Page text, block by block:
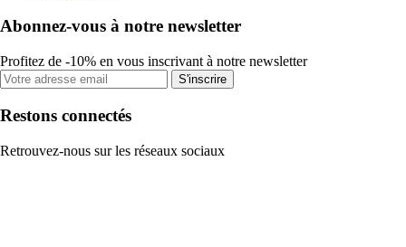
Abonnez-vous à notre newsletter
Profitez de -10% en vous inscrivant à notre newsletter
S'inscrire
Restons connectés
Retrouvez-nous sur les réseaux sociaux